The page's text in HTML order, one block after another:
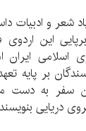
شعر و ادبیات
این اردو‌ی
اسلامی ایران
بر پایه
سفر به دست
دریایی